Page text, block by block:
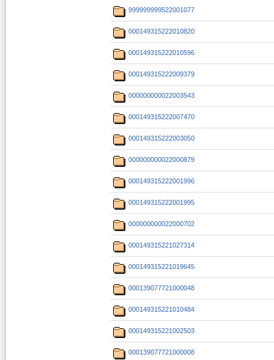
999999999522001077
000149315222010820
000149315222010596
000149315222009379
000000000022003543
000149315222007470
000149315222003050
000000000022000879
000149315222001996
000149315222001995
000000000022000702
000149315221027314
000149315221019645
000139077721000048
000149315221010484
000149315221002503
000139077721000008